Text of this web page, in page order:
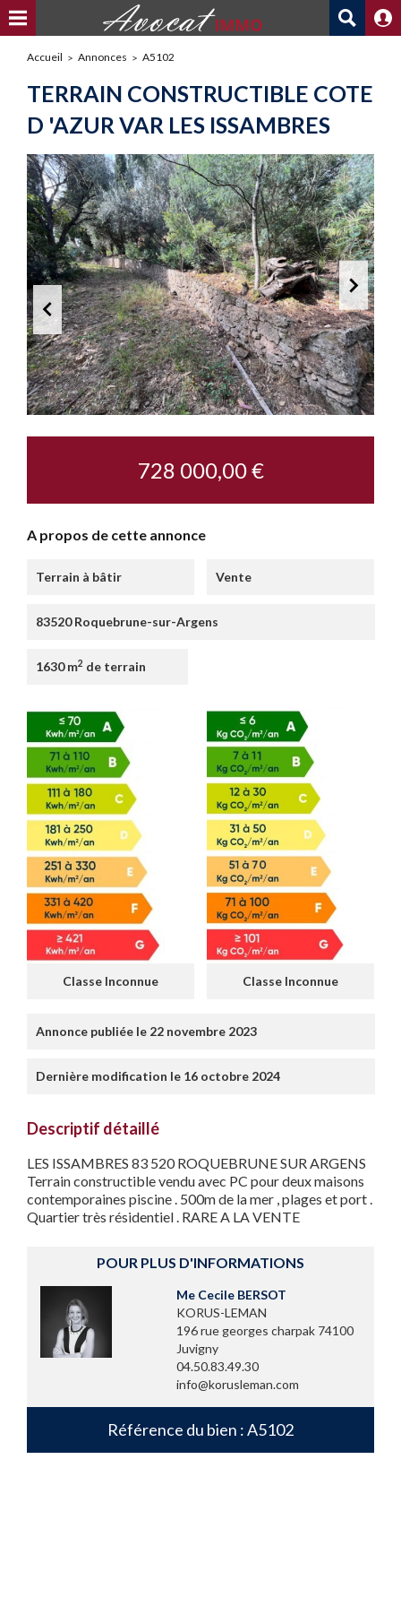
Accueil Annonces A5102
TERRAIN CONSTRUCTIBLE COTE
D 'AZUR VAR LES ISSAMBRES
728 000,00 €
A propos de cette annonce
Terrain à bâtir Vente
83520 Roquebrune-sur-Argens
1630 m2 de terrain
Classe Inconnue Classe Inconnue
Annonce publiée le 22 novembre 2023
Dernière modification le 16 octobre 2024
Descriptif détaillé
LES ISSAMBRES 83 520 ROQUEBRUNE SUR ARGENS
Terrain constructible vendu avec PC pour deux maisons
contemporaines piscine . 500m de la mer , plages et port .
Quartier très résidentiel . RARE A LA VENTE
POUR PLUS D'INFORMATIONS
Me Cecile BERSOT
KORUS-LEMAN
196 rue georges charpak 74100
Juvigny
04.50.83.49.30
info@korusleman.com
Référence du bien : A5102